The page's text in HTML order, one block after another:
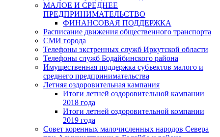
МАЛОЕ И СРЕДНЕЕ
ПРЕДПРИНИМАТЕЛЬСТВО
ФИНАНСОВАЯ ПОДДЕРЖКА
Расписание движения общественного транспорта
СМИ города
Телефоны экстренных служб Иркутской области
Телефоны служб Бодайбинского района
Имущественная поддержка субъектов малого и
среднего предпринимательства
Летняя оздоровительная кампания
Итоги летней оздоровительной кампании
2018 года
Итоги летней оздоровительной компании
2019 года
Совет коренных малочисленных народов Севера